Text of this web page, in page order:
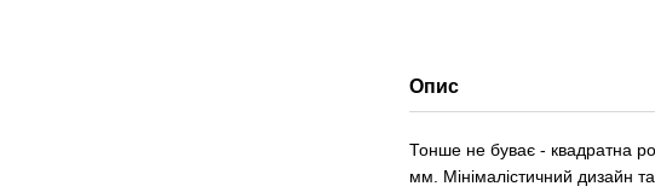
Опис
Тонше не буває - квадратна
мм. Мінімалістичний дизайн